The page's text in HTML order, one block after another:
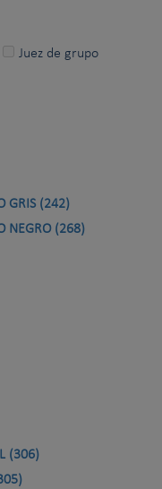
Juez de grupo
GRIS (242)
NEGRO (268)
(306)